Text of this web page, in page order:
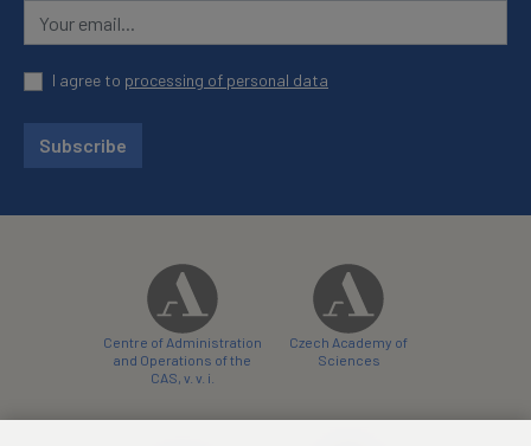
I agree to processing of personal data
Subscribe
Centre of Administration
and Operations of the
CAS, v. v. i.
Czech Academy of
Sciences